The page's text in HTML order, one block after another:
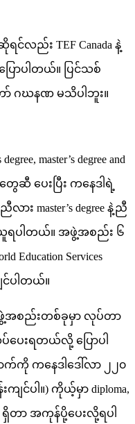
လည်း TEF Canada နဲ့
ြောပါတယ်။ ပြင်သစ်
ာ် ဂဃနဏ မသိပါဘူး။
master’s degree and
ဆီ ပေးပြီး ကနေဒါရဲ့
လား master’s degree နဲ့ညီ
ရပါတယ်။ အဖွဲ့အစည်း ၆
Services
င်ပါတယ်။
စည်းတစ်ခုမှာ လုပ်တာ
းရတယ်လို့ ပြောပါ
က်ကို ကနေဒါဒေါ်လာ ၂၂၀
ကျင်ပါ။) ကိုယ့်မှာ diploma,
ရှိတာ အကုန်ပို့ပေးလို့ရပါ